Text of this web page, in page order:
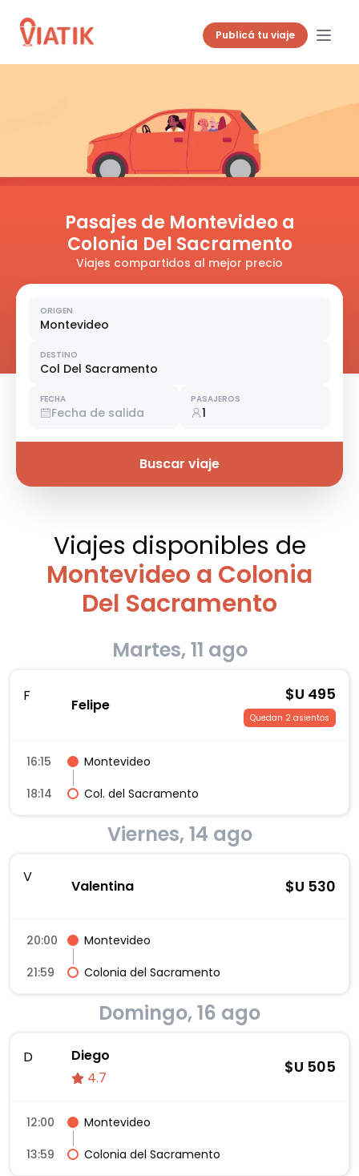
Publicá tu viaje
Pasajes de Montevideo a
Colonia Del Sacramento
Viajes compartidos al mejor precio
ORIGEN
Montevideo
DESTINO
Col Del Sacramento
FECHA
Fecha de salida
PASAJEROS
1
Buscar viaje
Viajes disponibles de
Montevideo a Colonia
Del Sacramento
Martes, 11 ago
F
Felipe
$U 495
Quedan 2 asientos
16:15
Montevideo
18:14
Col. del Sacramento
Viernes, 14 ago
V
Valentina $U 530
20:00
Montevideo
21:59
Colonia del Sacramento
Domingo, 16 ago
D
Diego
4.7
$U 505
12:00
Montevideo
13:59
Colonia del Sacramento